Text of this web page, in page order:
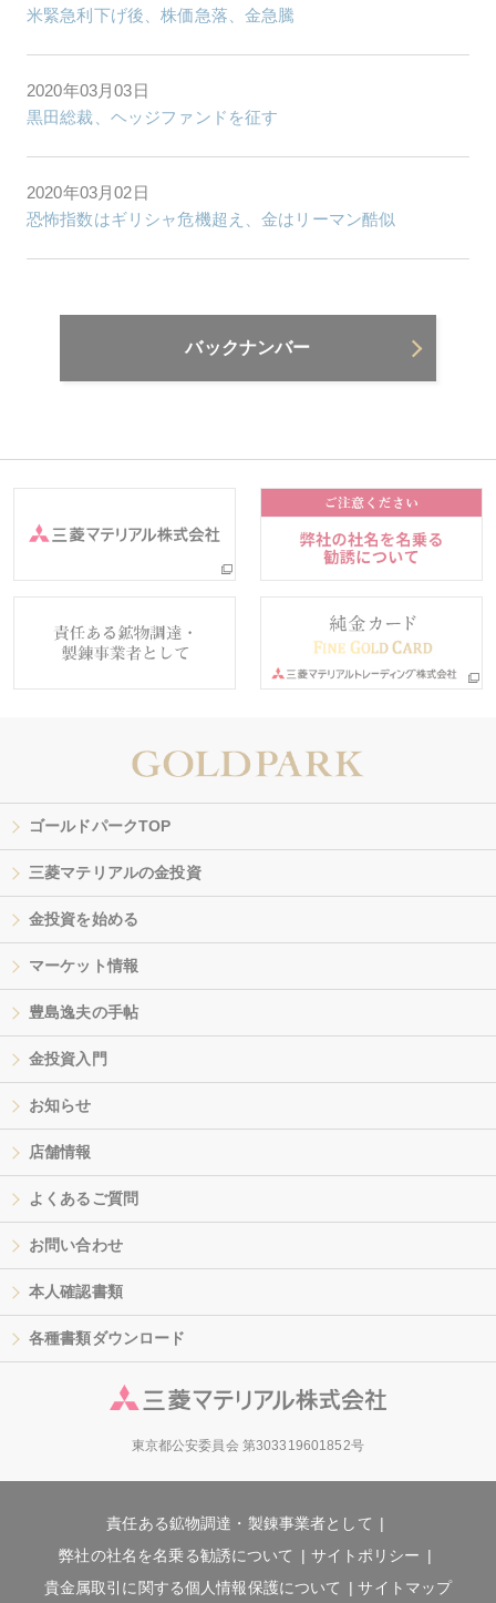
米緊急利下げ後、株価急落、金急騰
2020年03月03日
黒田総裁、ヘッジファンドを征す
2020年03月02日
恐怖指数はギリシャ危機超え、金はリーマン酷似
バックナンバー
ゴールドパークTOP
三菱マテリアルの金投資
金投資を始める
マーケット情報
豊島逸夫の手帖
金投資入門
お知らせ
店舗情報
よくあるご質問
お問い合わせ
本人確認書類
各種書類ダウンロード
東京都公安委員会 第303319601852号
責任ある鉱物調達・製錬事業者として
弊社の社名を名乗る勧誘について
サイトポリシー
貴金属取引に関する個人情報保護について
サイトマップ